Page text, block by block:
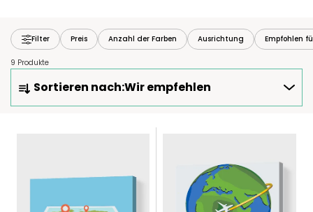
Filter Preis Anzahl der Farben Ausrichtung Empfohlen
9 Produkte
O
Sortieren nach:Wir empfehlen